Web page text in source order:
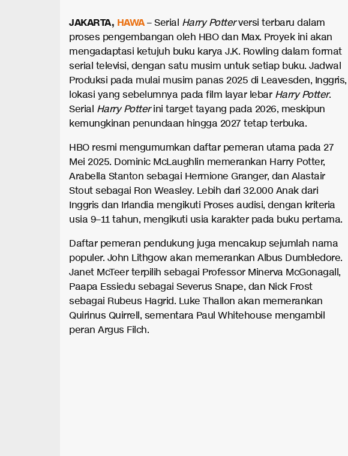
JAKARTA, HAWA– Serial Harry Potterversi terbaru dalam
proses pengembangan oleh HBO dan Max. Proyek ini akan
mengadaptasi ketujuh buku karya J.K. Rowling dalam format
serial televisi, dengan satu musim untuk setiap buku. Jadwal
Produksi pada mulai musim panas 2025 di Leavesden, Inggris,
lokasi yang sebelumnya pada film layar lebar Harry Potter.
Serial Harry Potterini target tayang pada 2026, meskipun
kemungkinan penundaan hingga 2027 tetap terbuka.
HBO resmi mengumumkan daftar pemeran utama pada 27
Mei 2025. Dominic McLaughlin memerankan Harry Potter,
Arabella Stanton sebagai Hermione Granger, dan Alastair
Stout sebagai Ron Weasley. Lebih dari 32.000 Anak dari
Inggris dan Irlandia mengikuti Proses audisi, dengan kriteria
usia 9–11 tahun, mengikuti usia karakter pada buku pertama.
Daftar pemeran pendukung juga mencakup sejumlah nama
populer. John Lithgow akan memerankan Albus Dumbledore.
Janet McTeer terpilih sebagai Professor Minerva McGonagall,
Paapa Essiedu sebagai Severus Snape, dan Nick Frost
sebagai Rubeus Hagrid. Luke Thallon akan memerankan
Quirinus Quirrell, sementara Paul Whitehouse mengambil
peran Argus Filch.